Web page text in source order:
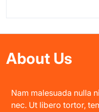
About Us
Nam malesuada nulla
nec. Ut libero tortor,